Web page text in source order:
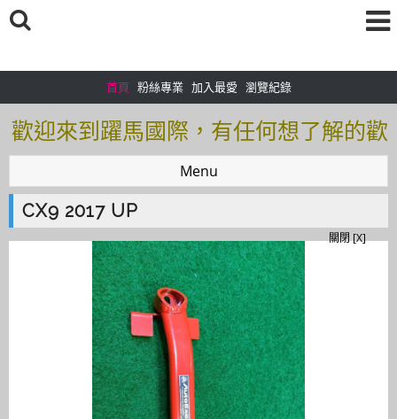
首頁 粉絲專業 加入最愛 瀏覽紀錄
歡迎來到躍馬國際，有任何想了解的歡
迎加入＠官方帳號：＠tof5459i 聯繫電
話0925166083
歡迎來到躍馬國際，有任何想了解的歡
迎加入＠官方帳號：＠tof5459i 聯繫電
話0925166083
Menu
CX9 2017 UP
關閉 [X]